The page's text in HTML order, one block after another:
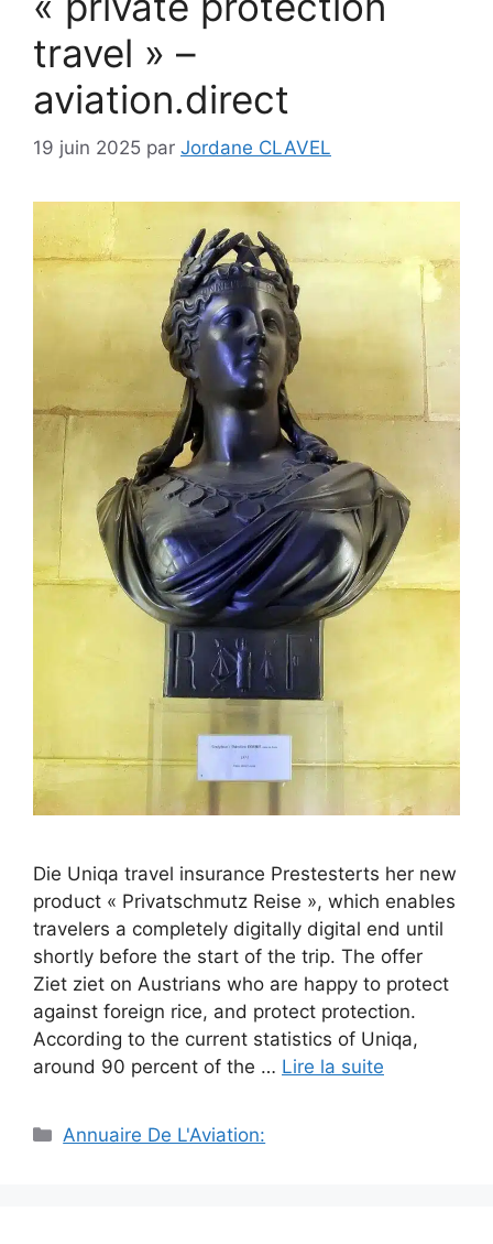
travel » –
aviation.direct
19 juin 2025 par Jordane CLAVEL
Die Uniqa travel insurance Prestesterts her new
product « Privatschmutz Reise », which enables
travelers a completely digitally digital end until
shortly before the start of the trip. The offer
Ziet ziet on Austrians who are happy to protect
against foreign rice, and protect protection.
According to the current statistics of Uniqa,
around 90 percent of the … Lire la suite
Catégories
Annuaire De L'Aviation: